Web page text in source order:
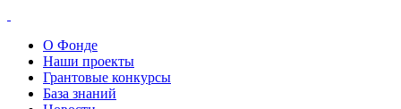
О Фонде
Наши проекты
Грантовые конкурсы
База знаний